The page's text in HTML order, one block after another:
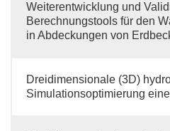
Weiterentwicklung und
Berechnungstools für den
in Abdeckungen von
Dreidimensionale (3D)
Simulationsoptimierung